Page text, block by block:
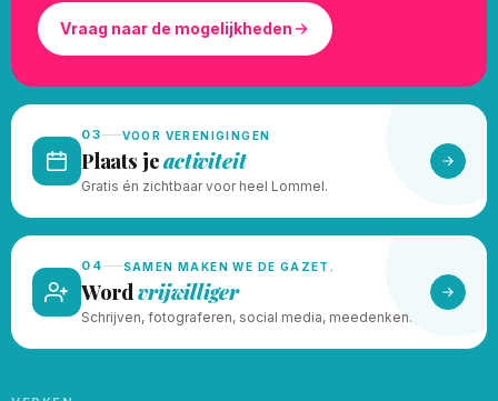
Vraag naar de mogelijkheden
03 VOOR VERENIGINGEN
Plaats jeactiviteit
Gratis én zichtbaar voor heel Lommel.
04 SAMEN MAKEN WE DE GAZET.
Wordvrijwilliger
Schrijven, fotograferen, social media, meedenken.